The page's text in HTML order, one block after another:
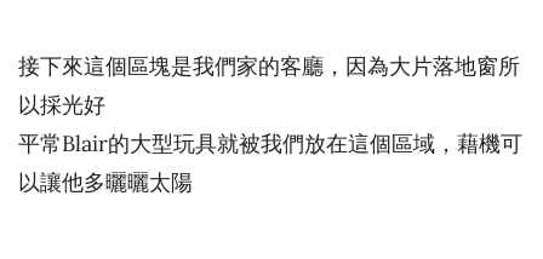
接下來這個區塊是我們家的客廳，因為大片落地窗所
以採光好
平常Blair的大型玩具就被我們放在這個區域，藉機可
以讓他多曬曬太陽